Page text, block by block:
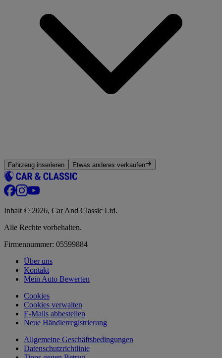
Fahrzeug inserieren Etwas anderes verkaufen
Inhalt © 2026, Car And Classic Ltd.
Alle Rechte vorbehalten.
Firmennummer: 05599884
Über uns
Kontakt
Mein Auto Bewerten
Cookies
Cookies verwalten
E-Mails abbestellen
Neue Händlerregistrierung
Allgemeine Geschäftsbedingungen
Datenschutzrichtlinie